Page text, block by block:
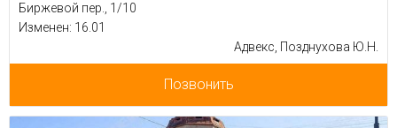
Биржевой пер., 1/10
Изменен: 16.01
Адвекс, Позднухова Ю.Н.
Позвонить